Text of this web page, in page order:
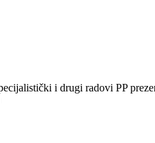
i drugi radovi PP